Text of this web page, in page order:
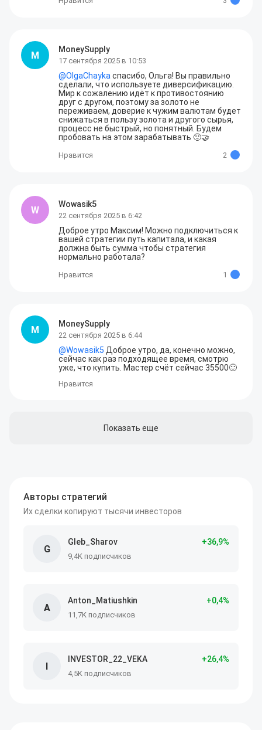
M
MoneySupply
17 сентября 2025 в 10:53
@OlgaChayka спасибо, Ольга! Вы правильно
сделали, что используете диверсификацию.
Мир к сожалению идёт к противостоянию
друг с другом, поэтому за золото не
переживаем, доверие к чужим валютам будет
снижаться в пользу золота и другого сырья,
процесс не быстрый, но понятный. Будем
пробовать на этом зарабатывать 🙂🤝
Нравится 2
W
Wowasik5
22 сентября 2025 в 6:42
Доброе утро Максим! Можно подключиться к
вашей стратегии путь капитала, и какая
должна быть сумма чтобы стратегия
нормально работала?
Нравится 1
M
MoneySupply
22 сентября 2025 в 6:44
@Wowasik5 Доброе утро, да, конечно можно,
сейчас как раз подходящее время, смотрю
уже, что купить. Мастер счёт сейчас 35500🙂
Нравится
Показать еще
Авторы стратегий
Их сделки копируют тысячи инвесторов
G
Gleb_Sharov +36,9%
9,4K подписчиков
A
Anton_Matiushkin +0,4%
11,7K подписчиков
I
INVESTOR_22_VEKA +26,4%
4,5K подписчиков